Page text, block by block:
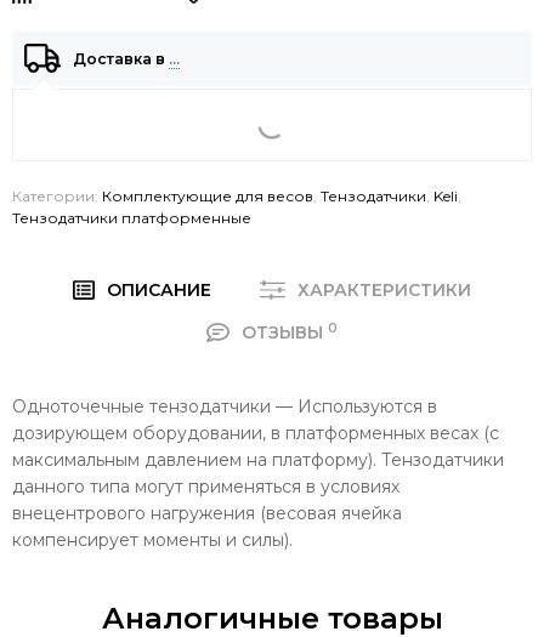
Доставка в …
Категории: Комплектующие для весов, Тензодатчики, Keli,
Тензодатчики платформенные
ОПИСАНИЕ
ХАРАКТЕРИСТИКИ
ОТЗЫВЫ 0
Одноточечные тензодатчики — Используются в
дозирующем оборудовании, в платформенных весах (с
максимальным давлением на платформу). Тензодатчики
данного типа могут применяться в условиях
внецентрового нагружения (весовая ячейка
компенсирует моменты и силы).
Аналогичные товары